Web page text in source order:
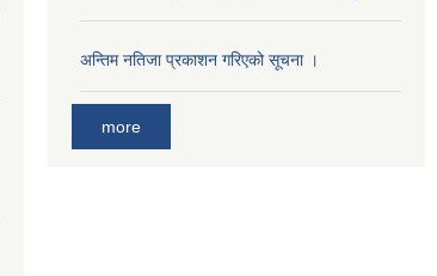
अन्तिम नतिजा प्रकाशन गरिएको सूचना ।
more